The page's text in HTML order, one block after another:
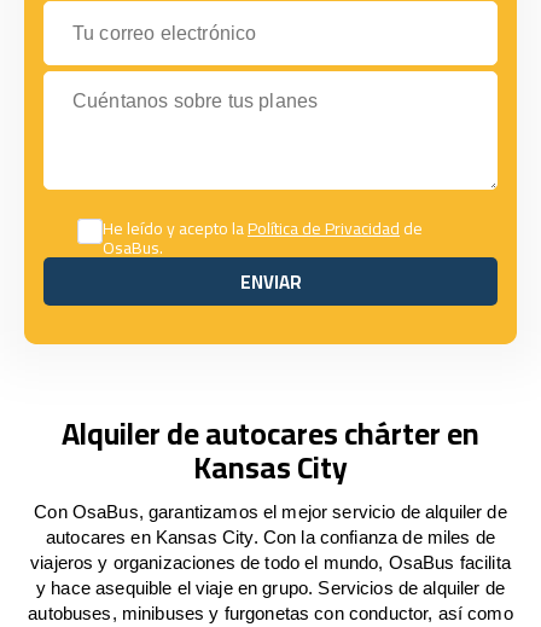
Tu correo electrónico
Cuéntanos sobre tus planes
He leído y acepto laPolítica de Privacidadde
OsaBus.
ENVIAR
ENVIAR
Alquiler de autocares chárter en
Kansas City
Con OsaBus, garantizamos el mejor servicio de alquiler de
autocares en Kansas City. Con la confianza de miles de
viajeros y organizaciones de todo el mundo, OsaBus facilita
y hace asequible el viaje en grupo. Servicios de alquiler de
autobuses, minibuses y furgonetas con conductor, así como